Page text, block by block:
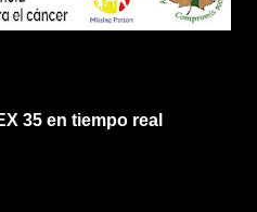
35 en tiempo real